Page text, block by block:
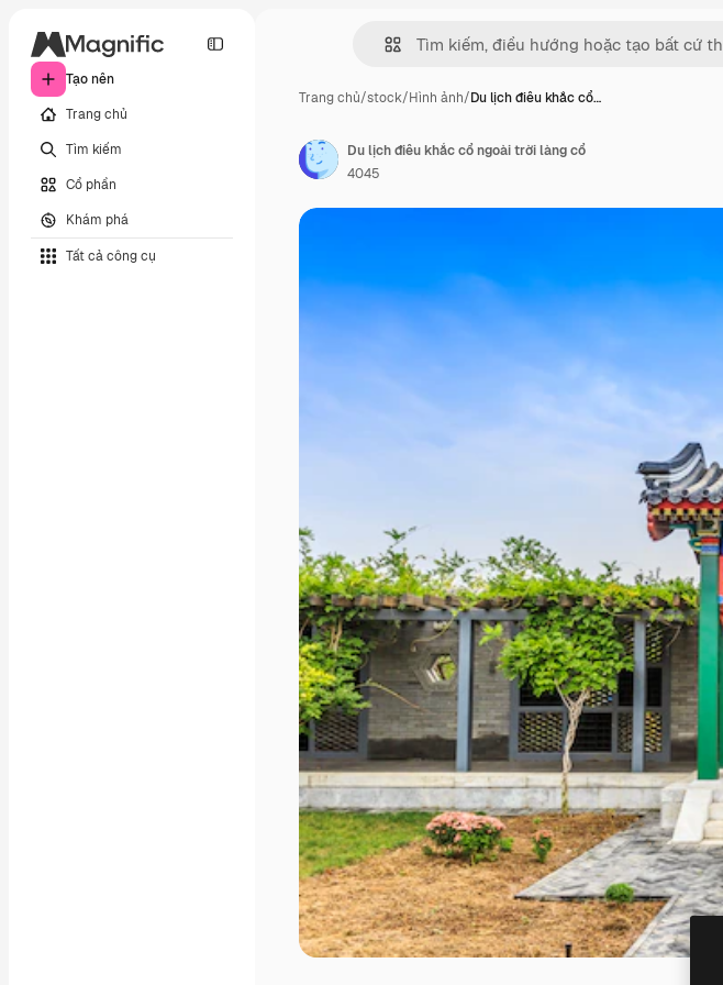
Tạo nên
Trang chủ
Tìm kiếm
Cổ phần
Khám phá
Tất cả công cụ
Trang chủ/stock/Hình ảnh/Du lịch điêu khắc cổ…
Du lịch điêu khắc cổ ngoài trời làng cổ
4045